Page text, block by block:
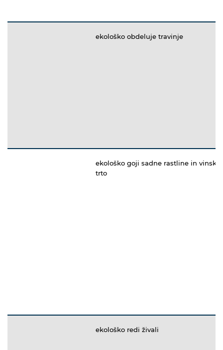
ekološko obdeluje travinje
ekološko goji sadne rastline in vinsko
trto
ekološko redi živali